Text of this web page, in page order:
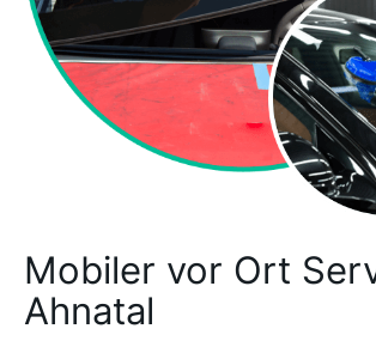
Mobiler vor Ort
Ahnatal